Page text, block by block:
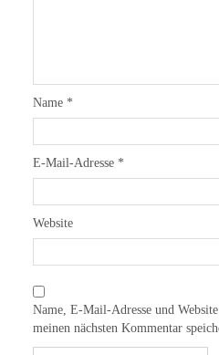
Name *
E-Mail-Adresse *
Website
Name, E-Mail-Adresse und
meinen nächsten Kommentar